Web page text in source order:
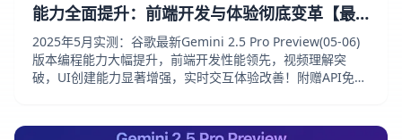
能力全面提升：前端开发与体验彻底变革【最
新实测】
2025年5月实测：谷歌最新Gemini 2.5 Pro Preview(05-06)
版本编程能力大幅提升，前端开发性能领先，视频理解突
破，UI创建能力显著增强，实时交互体验改善！附赠API免费